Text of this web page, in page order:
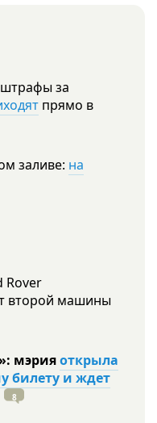
за
прямо в
заливе: на
Rover
второй машины
мэрияоткрыла
билету и ждет
8